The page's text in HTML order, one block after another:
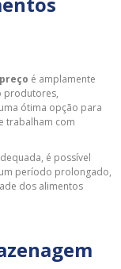
é amplamente
produtores,
ótima opção para
trabalham com
é possível
período prolongado,
dos alimentos